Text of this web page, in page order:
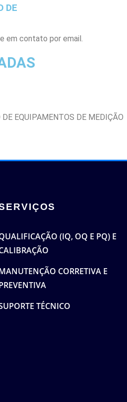
DE
em contato por email.
DE EQUIPAMENTOS DE MEDIÇÃO
(IQ, OQ E PQ) E
CORRETIVA E
TÉCNICO